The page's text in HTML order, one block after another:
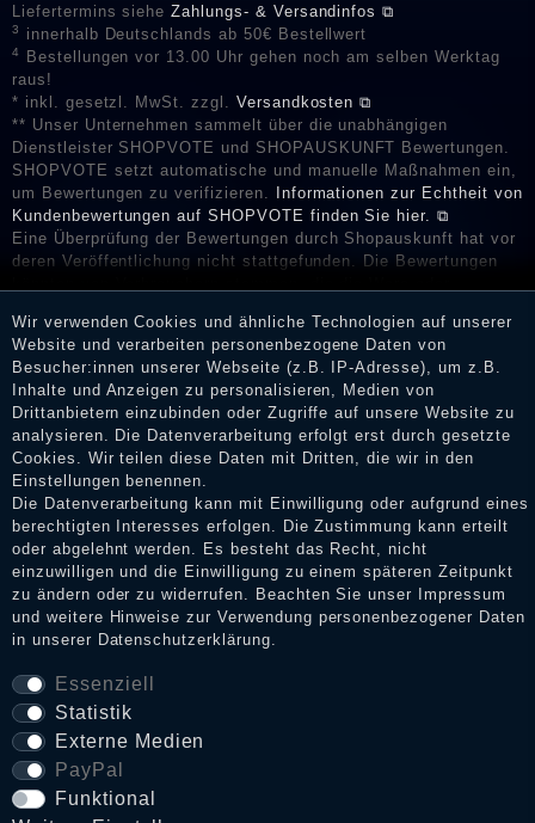
Liefertermins sieheZahlungs- & Versandinfos ⧉
3 innerhalb Deutschlands ab 50€ Bestellwert
4
Bestellungen vor 13.00 Uhr gehen noch am selben Werktag
raus!
* inkl. gesetzl. MwSt. zzgl. Versandkosten ⧉
** Unser Unternehmen sammelt über die unabhängigen
Dienstleister SHOPVOTE und SHOPAUSKUNFT Bewertungen.
SHOPVOTE setzt automatische und manuelle Maßnahmen ein,
um Bewertungen zu verifizieren.
Informationen zur Echtheit von
Kundenbewertungen auf SHOPVOTE finden Sie hier. ⧉
Eine Überprüfung der Bewertungen durch Shopauskunft hat vor
deren Veröffentlichung nicht stattgefunden. Die Bewertungen
Erhalt einer Benachrichtigungs-E-Mail können Händler die
Bewertungen verifizieren und über die erfolgte Verifizierung im
Shop informieren.
Impressum
Daten­schutz­erklärung
AGB
Widerrufs­recht
VERTRAG WIDERRUFEN
Wir verwenden Cookies und ähnliche Technologien auf unserer
Website und verarbeiten personenbezogene Daten von
Besucher:innen unserer Webseite (z.B. IP-Adresse), um z.B.
Inhalte und Anzeigen zu personalisieren, Medien von
Drittanbietern einzubinden oder Zugriffe auf unsere Website zu
analysieren. Die Datenverarbeitung erfolgt erst durch gesetzte
Cookies. Wir teilen diese Daten mit Dritten, die wir in den
Einstellungen benennen.
Die Datenverarbeitung kann mit Einwilligung oder aufgrund eines
berechtigten Interesses erfolgen. Die Zustimmung kann erteilt
oder abgelehnt werden. Es besteht das Recht, nicht
einzuwilligen und die Einwilligung zu einem späteren Zeitpunkt
zu ändern oder zu widerrufen. Beachten Sie unser
Impressum
und weitere Hinweise zur Verwendung personenbezogener Daten
in unserer Daten­schutz­erklärung.
Essenziell
Statistik
Externe Medien
PayPal
Funktional